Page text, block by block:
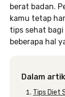
berat badan.
kamu tetap
tips sehat
beberapa hal
Dalam
Tips Diet